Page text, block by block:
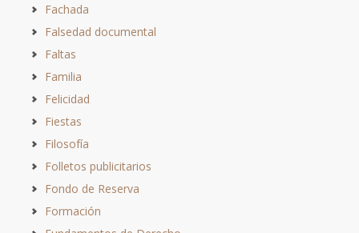
Fachada
Falsedad documental
Faltas
Familia
Felicidad
Fiestas
Filosofía
Folletos publicitarios
Fondo de Reserva
Formación